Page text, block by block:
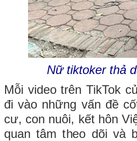
Nữ tiktoker thả
Mỗi video trên TikTok
đi vào những vấn đề
cư, con nuôi, kết hôn
quan tâm theo dõi và